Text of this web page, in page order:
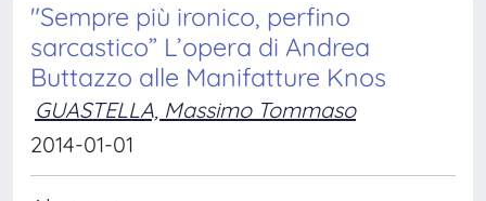
"Sempre più ironico, perfino
sarcastico” L’opera di Andrea
Buttazzo alle Manifatture Knos
GUASTELLA, Massimo Tommaso
2014-01-01